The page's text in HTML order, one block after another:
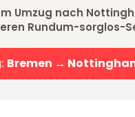
Umzug nach
Rundum-sorglos-
Bremen →